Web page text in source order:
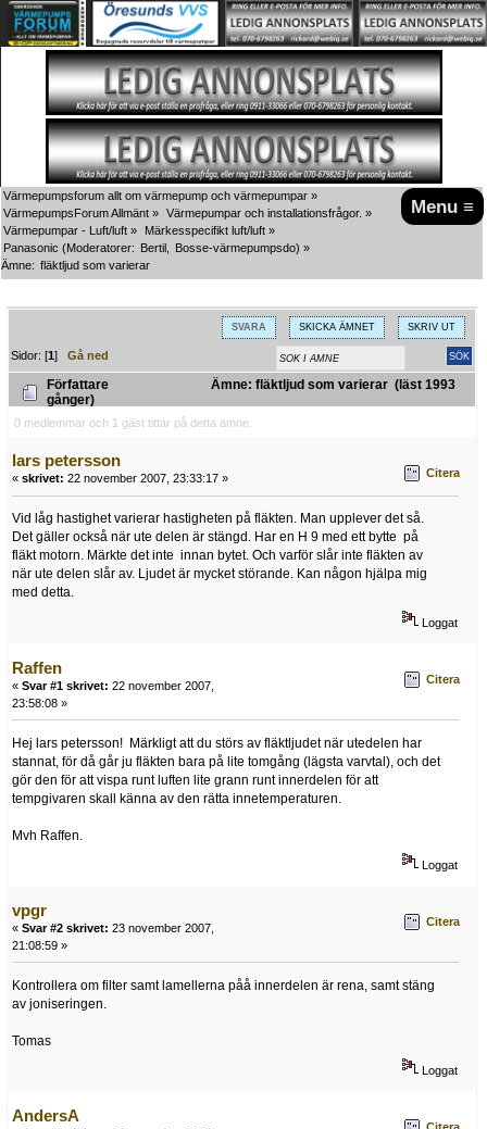
Menu ≡
Värmepumpsforum allt om värmepump och värmepumpar »
VärmepumpsForum Allmänt » Värmepumpar och installationsfrågor. »
Värmepumpar - Luft/luft » Märkesspecifikt luft/luft »
Panasonic (Moderatorer: Bertil Bosse-värmepumpsdo) »
Ämne: fläktljud som varierar
SVARA SKICKA ÄMNET SKRIV UT
Sidor: [1]Gå ned
Författare
Ämne: fläktljud som varierar (läst 1993
gånger)
0 medlemmar och 1 gäst tittar på detta ämne.
lars petersson
« skrivet: 22 november 2007, 23:33:17 » Citera
Vid låg hastighet varierar hastigheten på fläkten. Man upplever det så.
Det gäller också när ute delen är stängd. Har en H 9 med ett bytte på
fläkt motorn. Märkte det inte innan bytet. Och varför slår inte fläkten av
när ute delen slår av. Ljudet är mycket störande. Kan någon hjälpa mig
med detta.
Loggat
Raffen
« Svar #1 skrivet: 22 november 2007,
23:58:08 »
Citera
Hej lars petersson! Märkligt att du störs av fläktljudet när utedelen har
stannat, för då går ju fläkten bara på lite tomgång (lägsta varvtal), och det
gör den för att vispa runt luften lite grann runt innerdelen för att
tempgivaren skall känna av den rätta innetemperaturen.
Mvh Raffen.
Loggat
vpgr
« Svar #2 skrivet: 23 november 2007,
21:08:59 »
Citera
Kontrollera om filter samt lamellerna påå innerdelen är rena, samt stäng
av joniseringen.
Tomas
Loggat
AndersA